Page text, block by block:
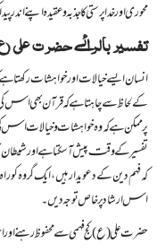
محوری اور خدا پرستی کا جذبہ و عقیدہ اپنے
تفسیر بالرائےحضرت علی
انسان ایسے خیالات اور خواہشات رکھتا
کے لحاظ سے چاہتا ہے کہ قرآن بھی اس
پر ممکن ہے کہ وہ خواہشات و خیالات اس کی
تفسیر کے وقت پیش آسکتا ہے اور شیطان بھی
کہ فہم دین کے دعویدار ہیں، ایک
اس ارشاد پر خاص توجہ دیں۔
حضرت علی (ع) کج فہمی سے محفوظ رہنے اور